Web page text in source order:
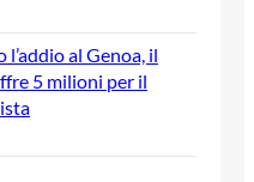
l’addio al Genoa, il
5 milioni per il